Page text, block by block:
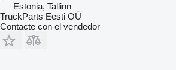
Estonia, Tallinn
TruckParts Eesti OÜ
Contacte con el vendedor